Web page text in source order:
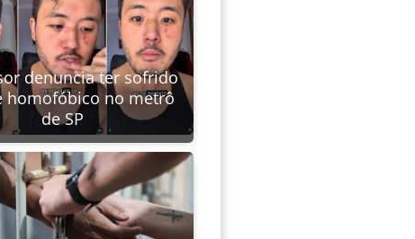
denuncia ter sofrido
homofóbico no metrô
de SP